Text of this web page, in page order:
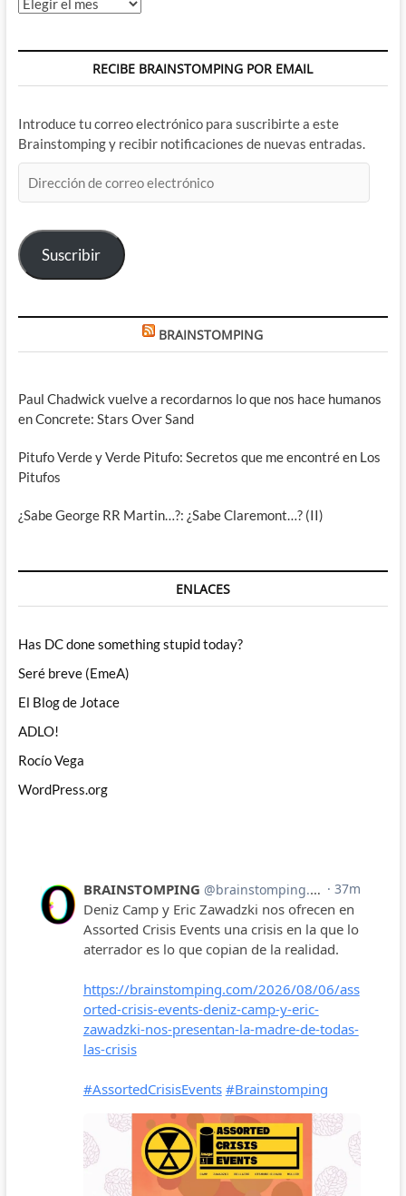
RECIBE BRAINSTOMPING POR EMAIL
Introduce tu correo electrónico para suscribirte a este
Brainstomping y recibir notificaciones de nuevas entradas.
de
electrónico
Suscribir
BRAINSTOMPING
Paul Chadwick vuelve a recordarnos lo que nos hace humanos
en Concrete: Stars Over Sand
Pitufo Verde y Verde Pitufo: Secretos que me encontré en Los
Pitufos
¿Sabe George RR Martin…?: ¿Sabe Claremont…? (II)
ENLACES
Has DC done something stupid today?
Seré breve (EmeA)
El Blog de Jotace
ADLO!
Rocío Vega
WordPress.org